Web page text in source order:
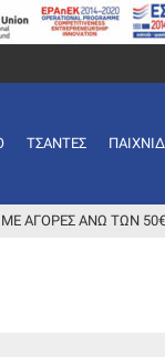
ΤΣΆΝΤΕΣ
ΑΓΟΡΈΣ ΆΝΩ ΤΩΝ 50€